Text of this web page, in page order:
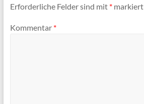
Erforderliche Felder sind mit *markiert
Kommentar *